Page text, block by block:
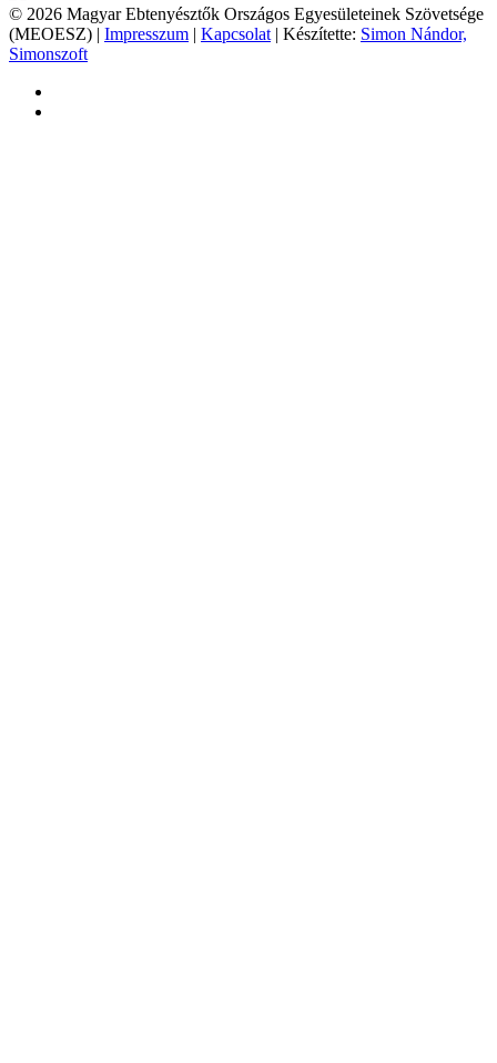
© 2026 Magyar Ebtenyésztők Országos Egyesületeinek Szövetsége
(MEOESZ) | Impresszum | Kapcsolat | Készítette: Simon Nándor,
Simonszoft